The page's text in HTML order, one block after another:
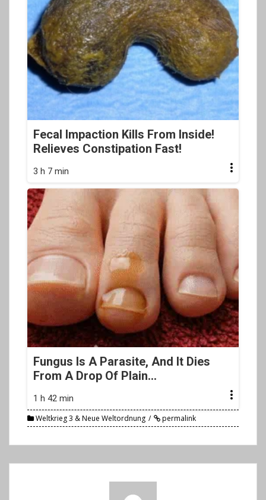
Fecal Impaction Kills From Inside!
Relieves Constipation Fast!
3 h 7 min
Fungus Is A Parasite, And It Dies
From A Drop Of Plain...
1 h 42 min
Weltkrieg 3 & Neue Weltordnung permalink